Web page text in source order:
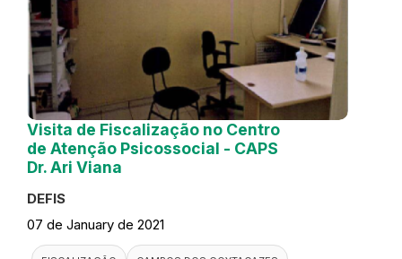
Visita de Fiscalização no Centro
de Atenção Psicossocial - CAPS
Dr. Ari Viana
DEFIS
07 de January de 2021